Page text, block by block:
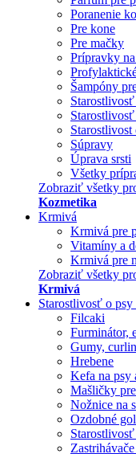
Poranenie
Pre kone
Pre mačky
Prípravky
Šampóny
Starostlivost
Súpravy
Úprava srsti
Všetky
Zobraziť všetky
Kozmetika
Krmivá
Krmivá pre
Vitamíny a
Krmivá pre
Zobraziť všetky
Krmivá
Starostlivosť o psy
Filcaki
Furminátor,
Gumy,
Hrebene
Kefa na psy
Mašličky
Nožnice na
Ozdobné